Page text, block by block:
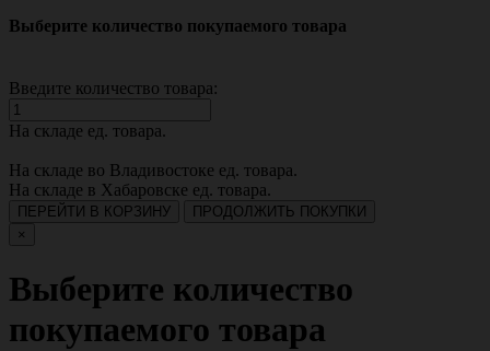
Выберите количество покупаемого товара
Введите количество товара:
На складе ед. товара.
На складе во Владивостоке ед. товара.
На складе в Хабаровске ед. товара.
ПЕРЕЙТИ В КОРЗИНУ
ПРОДОЛЖИТЬ ПОКУПКИ
×
Выберите количество
покупаемого товара